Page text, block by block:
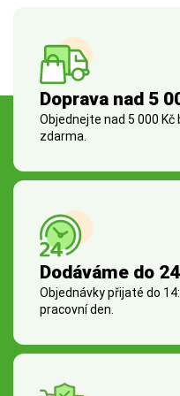
Doprava nad 5
Objednejte nad 5 000 Kč
zdarma.
Dodáváme do
Objednávky přijaté do
pracovní den.